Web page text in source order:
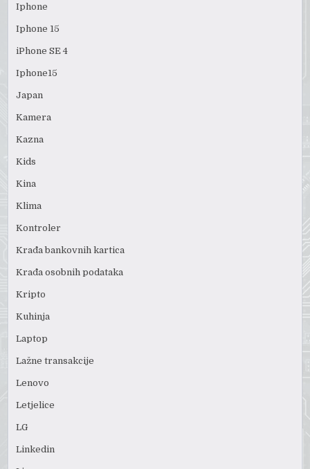
Iphone
Iphone 15
iPhone SE 4
Iphone15
Japan
Kamera
Kazna
Kids
Kina
Klima
Kontroler
Krađa bankovnih kartica
Krađa osobnih podataka
Kripto
Kuhinja
Laptop
Lažne transakcije
Lenovo
Letjelice
LG
Linkedin